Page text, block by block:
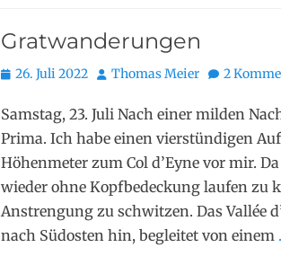
Gratwanderungen
Posted
26. Juli 2022 Autor
Thomas Meier 2
Samstag, 23. Juli Nach einer milden
Prima. Ich habe einen vierstündigen
Höhenmeter zum Col d’Eyne vor mir.
wieder ohne Kopfbedeckung laufen zu
Anstrengung zu schwitzen. Das Vallée
nach Südosten hin, begleitet von einem